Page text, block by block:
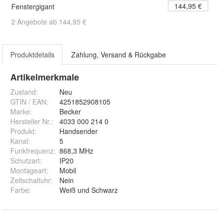
Fenstergigant
144,95 €
2 Angebote ab 144,95 €
Produktdetails Zahlung, Versand & Rückgabe
Artikelmerkmale
Zustand:
Neu
GTIN / EAN:
4251852908105
Marke:
Becker
Hersteller Nr.:
4033 000 214 0
Produkt:
Handsender
Kanal:
5
Funkfrequenz: 868,3 MHz
Schutzart:
IP20
Montageart:
Mobil
Zeitschaltuhr:
Nein
Farbe: Weiß und Schwarz